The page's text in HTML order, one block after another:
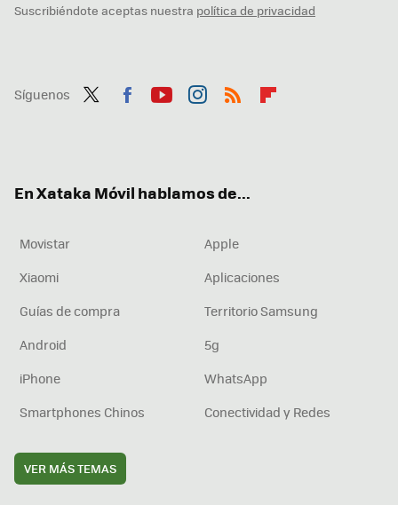
Suscribiéndote aceptas nuestra política de privacidad
Síguenos
En Xataka Móvil hablamos de...
Movistar
Apple
Xiaomi
Aplicaciones
Guías de compra
Territorio Samsung
Android
5g
iPhone
WhatsApp
Smartphones Chinos
Conectividad y Redes
VER MÁS TEMAS